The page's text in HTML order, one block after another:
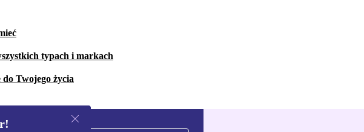
typach i markach
Twojego życia